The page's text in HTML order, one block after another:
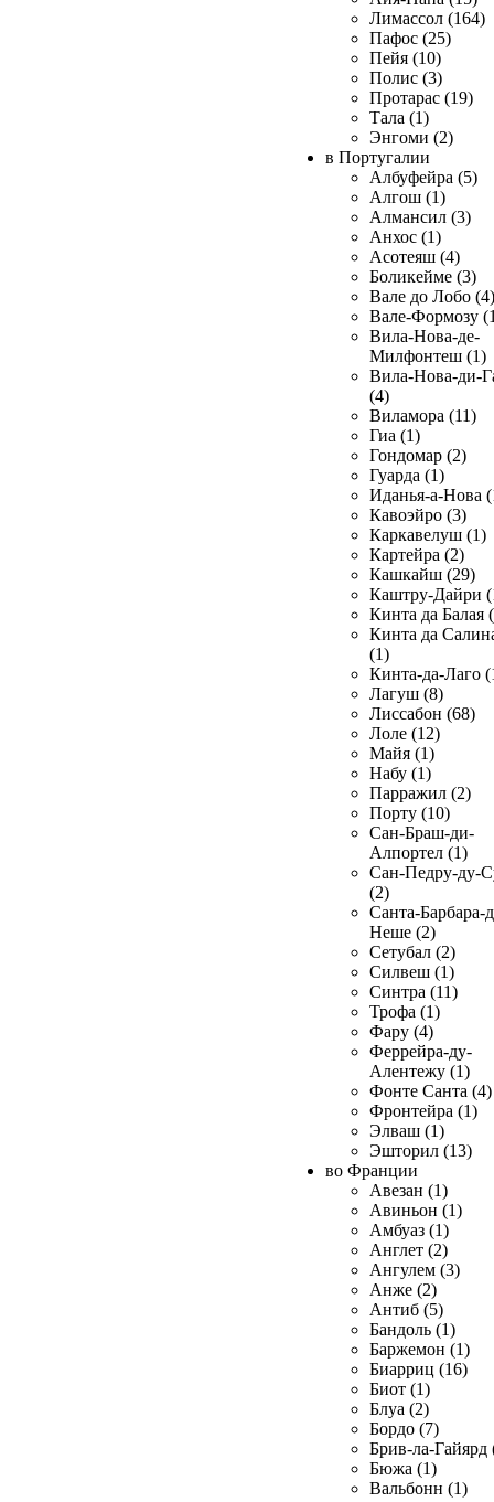
Лимассол (164)
Пафос (25)
Пейя (10)
Полис (3)
Протарас (19)
Тала (1)
Энгоми (2)
в Португалии
Албуфейра (5)
Алгош (1)
Алмансил (3)
Анхос (1)
Асотеяш (4)
Боликейме (3)
Вале до Лобо (4)
Вале-Формозу
Вила-Нова-де-
Милфонтеш (1)
Вила-Нова-ди-
(4)
Виламора (11)
Гиа (1)
Гондомар (2)
Гуарда (1)
Иданья-а-Нова
Кавоэйро (3)
Каркавелуш (1)
Картейра (2)
Кашкайш (29)
Каштру-Дайри
Кинта да Балая
Кинта да
(1)
Кинта-да-Лаго
Лагуш (8)
Лиссабон (68)
Лоле (12)
Майя (1)
Набу (1)
Парражил (2)
Порту (10)
Сан-Браш-ди-
Алпортел (1)
Сан-Педру-ду-
(2)
Санта-Барбара-
Неше (2)
Сетубал (2)
Силвеш (1)
Синтра (11)
Трофа (1)
Фару (4)
Феррейра-ду-
Алентежу (1)
Фонте Санта (4)
Фронтейра (1)
Элваш (1)
Эшторил (13)
во Франции
Авезан (1)
Авиньон (1)
Амбуаз (1)
Англет (2)
Ангулем (3)
Анже (2)
Антиб (5)
Бандоль (1)
Баржемон (1)
Биарриц (16)
Биот (1)
Блуа (2)
Бордо (7)
Брив-ла-Гайярд
Бюжа (1)
Вальбонн (1)